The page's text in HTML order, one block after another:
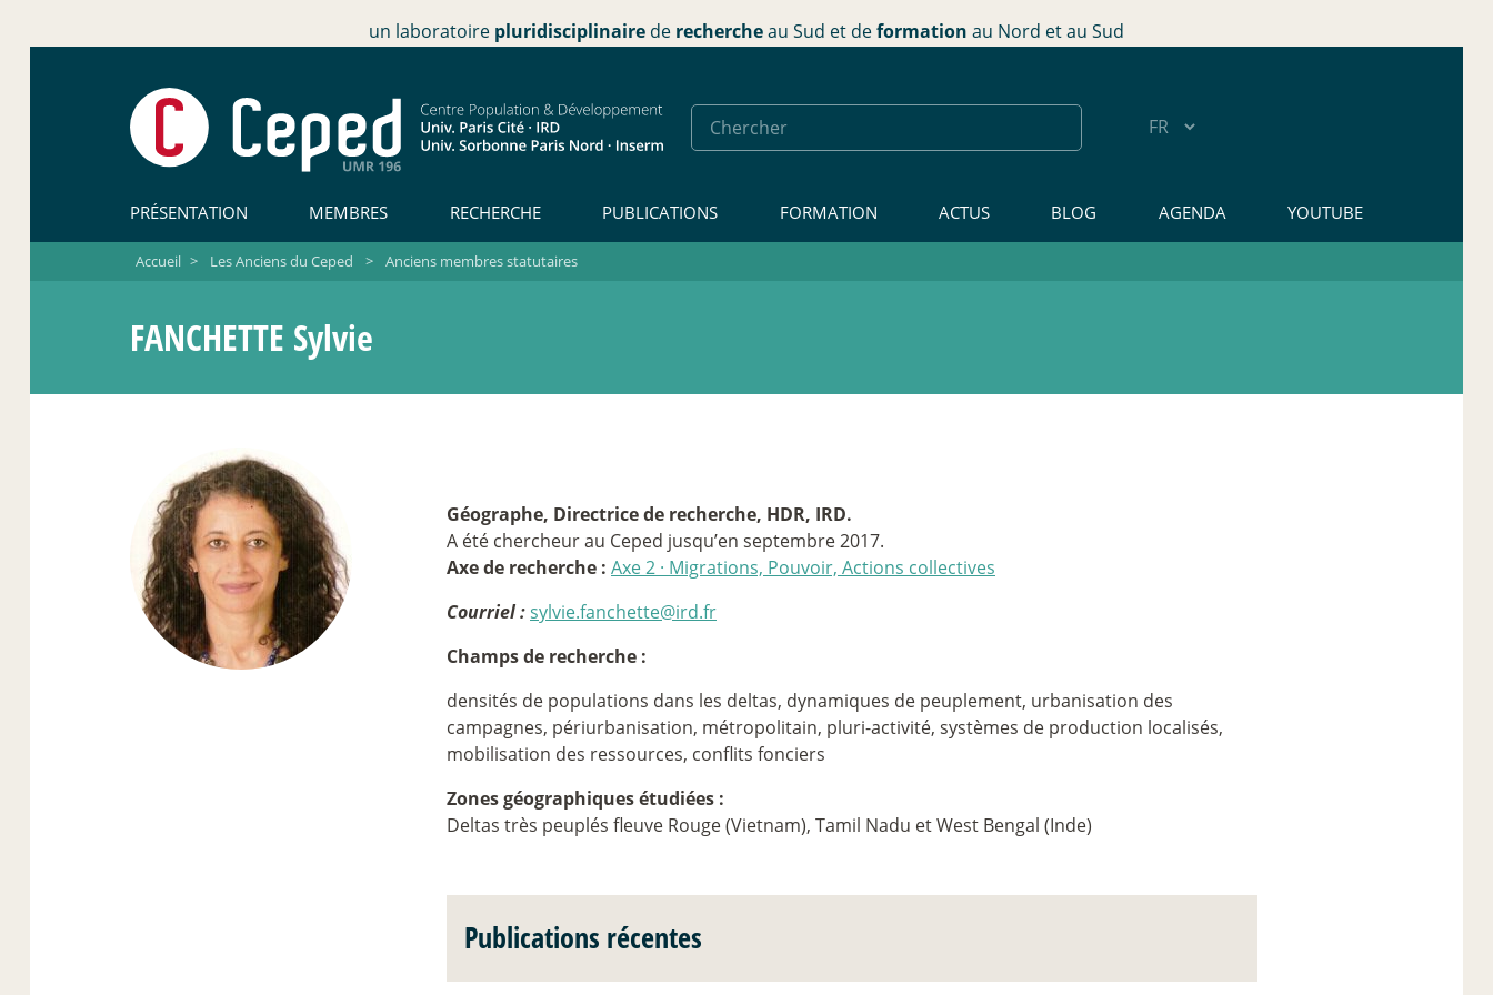
un laboratoire pluridisciplinaire de rechercheau Sud et deformation au Nord et au Sud
PRÉSENTATION MEMBRES RECHERCHE PUBLICATIONS FORMATION ACTUS BLOG AGENDA YOUTUBE
Accueil > Les Anciens du Ceped > Anciens membres statutaires
FANCHETTE Sylvie
Géographe, Directrice de recherche, HDR, IRD.
A été chercheur au Ceped jusqu’en septembre 2017.
Axe de recherche : Axe 2 · Migrations, Pouvoir, Actions collectives
Courriel :sylvie.fanchette@ird.fr
Champs de recherche :
densités de populations dans les deltas, dynamiques de peuplement, urbanisation des
campagnes, périurbanisation, métropolitain, pluri-activité, systèmes de production localisés,
mobilisation des ressources, conflits fonciers
Zones géographiques étudiées :
Deltas très peuplés fleuve Rouge (Vietnam), Tamil Nadu et West Bengal (Inde)
Publications récentes